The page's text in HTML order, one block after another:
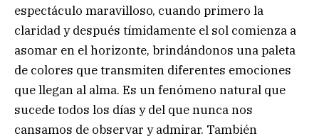
espectáculo maravilloso, cuando primero la
claridad y después tímidamente el sol comienza a
asomar en el horizonte, brindándonos una paleta
de colores que transmiten diferentes emociones
que llegan al alma. Es un fenómeno natural que
sucede todos los días y del que nunca nos
cansamos de observar y admirar. También